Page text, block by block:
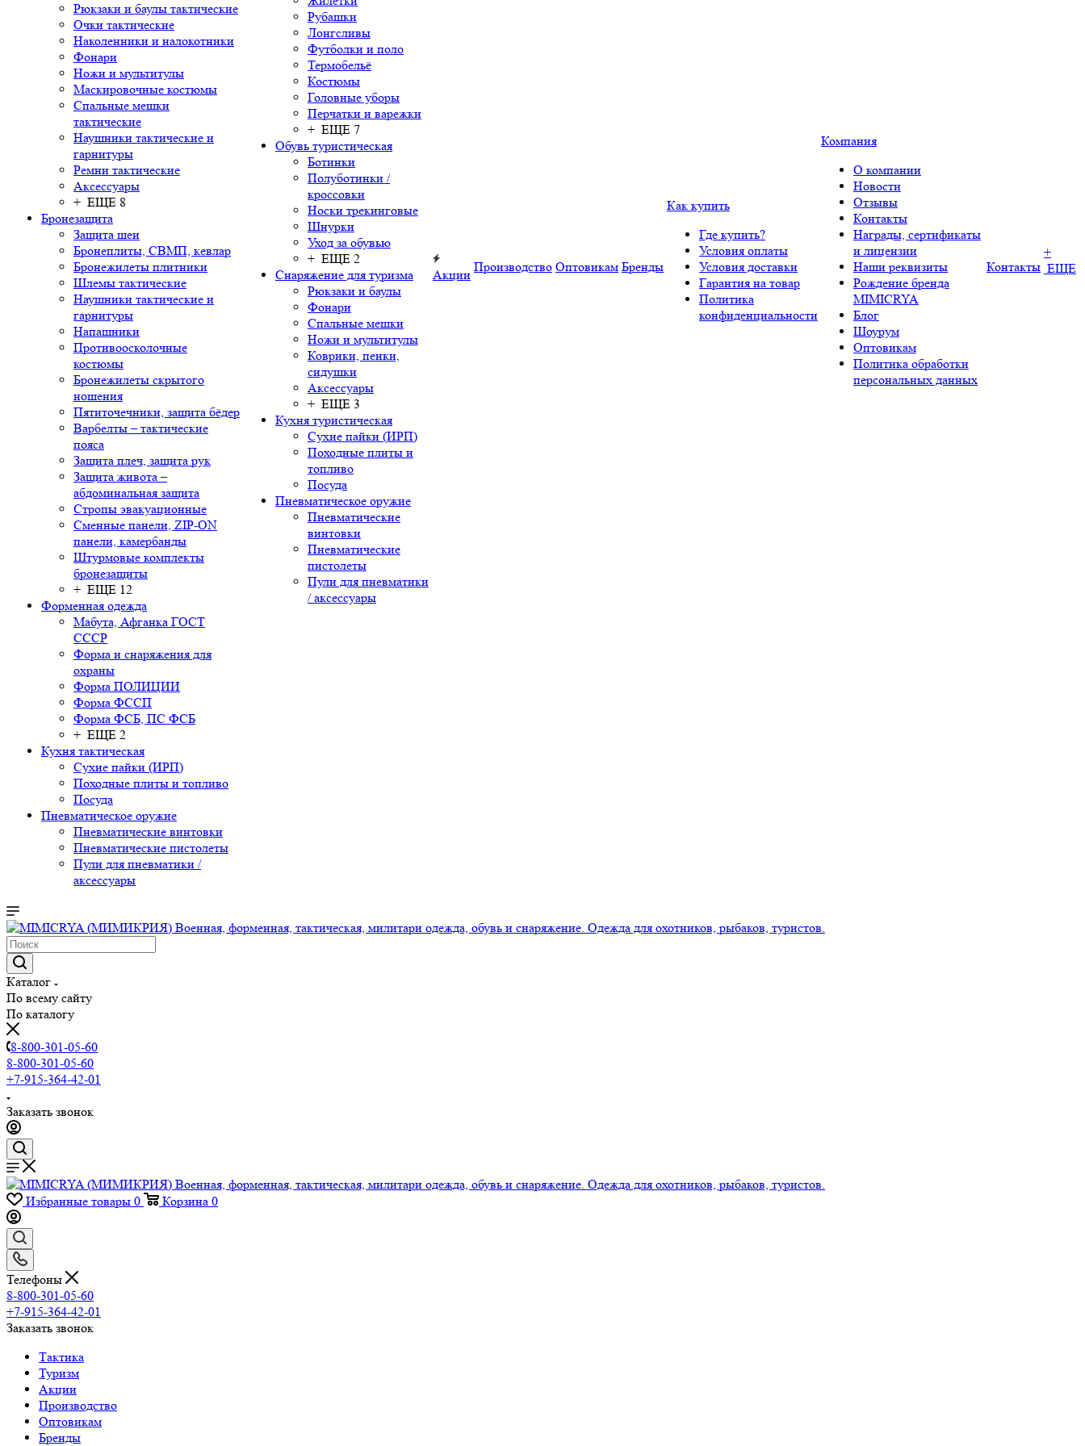
Рюкзаки и баулы тактические
Очки тактические
Наколенники и налокотники
Фонари
Ножи и мультитулы
Маскировочные костюмы
Спальные мешки
тактические
Наушники тактические и
гарнитуры
Ремни тактические
Аксессуары
+ ЕЩЕ 8
Бронезащита
Защита шеи
Бронеплиты, СВМП, кевлар
Бронежилеты плитники
Шлемы тактические
Наушники тактические и
гарнитуры
Напашники
Противоосколочные
костюмы
Бронежилеты скрытого
ношения
Пятиточечники, защита бёдер
Варбелты – тактические
пояса
Защита плеч, защита рук
Защита живота –
абдоминальная защита
Стропы эвакуационные
Сменные панели, ZIP-ON
панели, камербанды
Штурмовые комплекты
бронезащиты
+ ЕЩЕ 12
Форменная одежда
Мабута, Афганка ГОСТ
СССР
Форма и снаряжения для
охраны
Форма ПОЛИЦИИ
Форма ФССП
Форма ФСБ, ПС ФСБ
+ ЕЩЕ 2
Кухня тактическая
Сухие пайки (ИРП)
Походные плиты и топливо
Посуда
Пневматическое оружие
Пневматические винтовки
Пневматические пистолеты
Пули для пневматики /
аксессуары
Рубашки
Лонгсливы
Футболки и поло
Термобельё
Костюмы
Головные уборы
Перчатки и варежки
+ ЕЩЕ 7
Обувь туристическая
Ботинки
Полуботинки /
кроссовки
Носки трекинговые
Шнурки
Уход за обувью
+ ЕЩЕ 2
Снаряжение для туризма
Рюкзаки и баулы
Фонари
Спальные мешки
Ножи и мультитулы
Коврики, пенки,
сидушки
Аксессуары
+ ЕЩЕ 3
Кухня туристическая
Сухие пайки (ИРП)
Походные плиты и
топливо
Посуда
Пневматическое оружие
Пневматические
винтовки
Пневматические
пистолеты
Пули для пневматики
/ аксессуары
Акции
Производство Оптовикам Бренды
Как купить
Где купить?
Условия оплаты
Условия доставки
Гарантия на товар
Политика
конфиденциальности
Компания
О компании
Новости
Отзывы
Контакты
Награды, сертификаты
и лицензии
Наши реквизиты
Рождение бренда
MIMICRYA
Блог
Шоурум
Оптовикам
Политика обработки
персональных данных
Контакты
+
ЕЩЕ
Каталог
По всему сайту
По каталогу
8-800-301-05-60
8-800-301-05-60
+7-915-364-42-01
Заказать звонок
Избранные товары 0 Корзина 0
Телефоны
8-800-301-05-60
+7-915-364-42-01
Заказать звонок
Тактика
Туризм
Акции
Производство
Оптовикам
Бренды